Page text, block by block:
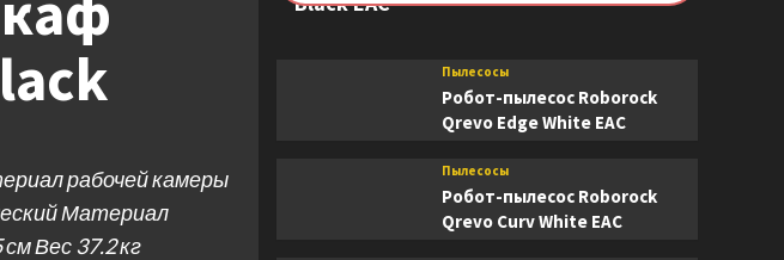
рабочей камеры
Материал
Вес 37.2 кг
Пылесосы
Робот-пылесос Roborock
Qrevo Edge White EAC
Пылесосы
Робот-пылесос Roborock
Qrevo Curv White EAC